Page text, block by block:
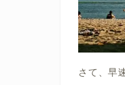
さて、早